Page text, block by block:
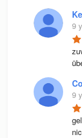
9
9